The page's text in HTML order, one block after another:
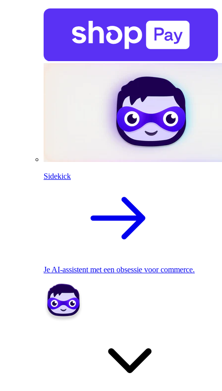
Sidekick
Je AI-assistent met een obsessie voor commerce.